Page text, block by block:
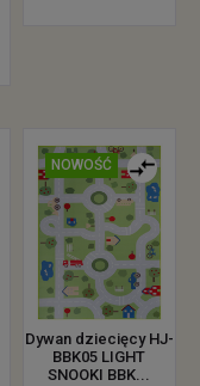
NOWOŚĆ
Dywan dziecięcy HJ-
BBK05 LIGHT
SNOOKI BBK...